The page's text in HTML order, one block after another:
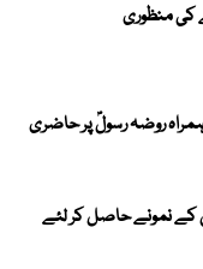
کی منظوری
روضہ رسولؐ پر حاضری
کے نمونے حاصل کر لئے